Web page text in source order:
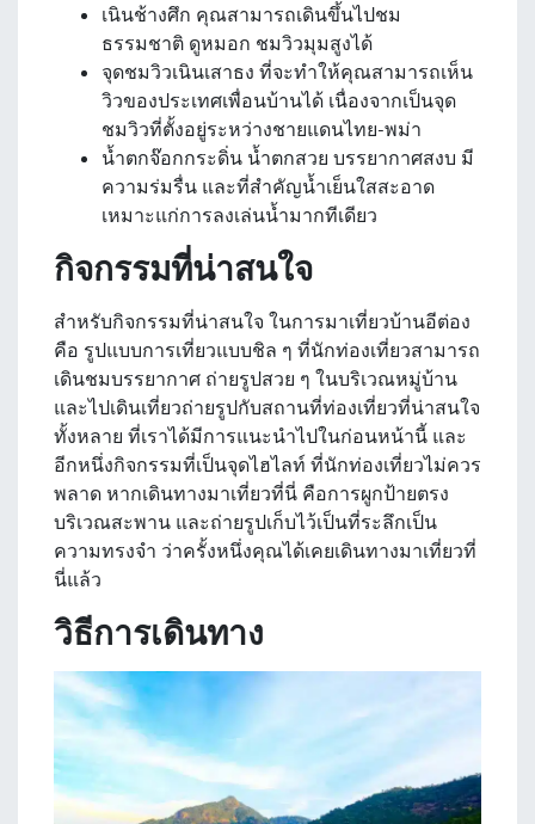
เนินช้างศึก คุณสามารถเดินขึ้นไปชม
ธรรมชาติ ดูหมอก ชมวิวมุมสูงได้
จุดชมวิวเนินเสาธง ที่จะทำให้คุณสามารถเห็น
วิวของประเทศเพื่อนบ้านได้ เนื่องจากเป็นจุด
ชมวิวที่ตั้งอยู่ระหว่างชายแดนไทย-พม่า
น้ำตกจ๊อกกระดิ่น น้ำตกสวย บรรยากาศสงบ มี
ความร่มรื่น และที่สำคัญน้ำเย็นใสสะอาด
เหมาะแก่การลงเล่นน้ำมากทีเดียว
กิจกรรมที่น่าสนใจ
สำหรับกิจกรรมที่น่าสนใจ ในการมาเที่ยวบ้านอีต่อง
คือ รูปแบบการเที่ยวแบบชิล ๆ ที่นักท่องเที่ยวสามารถ
เดินชมบรรยากาศ ถ่ายรูปสวย ๆ ในบริเวณหมู่บ้าน
และไปเดินเที่ยวถ่ายรูปกับสถานที่ท่องเที่ยวที่น่าสนใจ
ทั้งหลาย ที่เราได้มีการแนะนำไปในก่อนหน้านี้ และ
อีกหนึ่งกิจกรรมที่เป็นจุดไฮไลท์ ที่นักท่องเที่ยวไม่ควร
พลาด หากเดินทางมาเที่ยวที่นี่ คือการผูกป้ายตรง
บริเวณสะพาน และถ่ายรูปเก็บไว้เป็นที่ระลึกเป็น
ความทรงจำ ว่าครั้งหนึ่งคุณได้เคยเดินทางมาเที่ยวที่
นี่แล้ว
วิธีการเดินทาง